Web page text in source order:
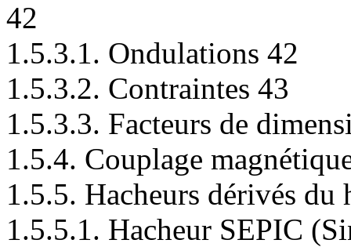
42
1.5.3.1. Ondulations 42
1.5.3.2. Contraintes 43
1.5.3.3. Facteurs de
1.5.4. Couplage
1.5.5. Hacheurs dérivés du
1.5.5.1. Hacheur SEPIC